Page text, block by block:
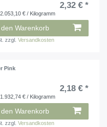
2,32 € *
2.053,10 € / Kilogramm
Warenkorb
zzgl.Versandkosten
Pink
2,18 € *
1.932,74 € / Kilogramm
Warenkorb
zzgl.Versandkosten